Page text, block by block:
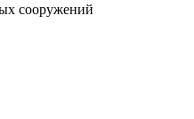
сооружений